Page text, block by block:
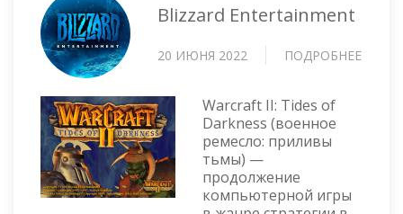
Blizzard Entertainment
20 ИЮНЯ 2022 ПОДРОБНЕЕ
Warcraft II: Tides of
Darkness (военное
ремесло: приливы
тьмы) —
продолжение
компьютерной игры